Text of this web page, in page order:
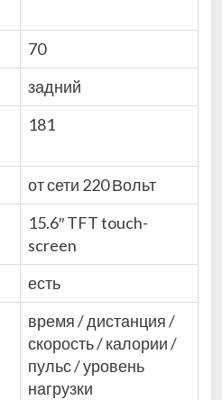
70
задний
181
от сети 220 Вольт
15.6″ TFT touch-
screen
есть
время / дистанция /
скорость / калории /
пульс / уровень
нагрузки